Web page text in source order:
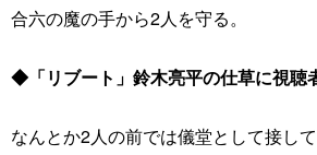
合六の魔の手から2人を守る。
◆「リブート」鈴木亮平の仕草に視聴
なんとか2人の前では儀堂として接し